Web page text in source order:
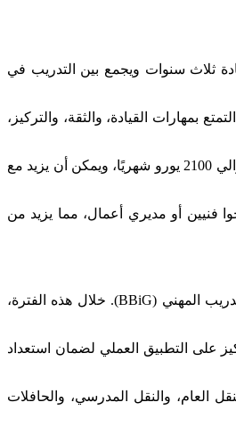
ثلاث سنوات ويجمع بين التدريب في
بمهارات القيادة، والثقة، والتركيز،
يختلف راتب المتدرب حسب الولاية والشركة، ويبدأ من 840 يورو شهريًا في السنة الأولى وقد يصل إلى 940 يورو في السنة الثالثة. بعد التخرج، يبدأ راتب سائق الباص بحوالي 2100 يورو شهريًا، ويمكن أن يزيد مع
فنيين أو مديري أعمال، مما يزيد من
يستمر برنامج أوسبيلدونغ سائق الباص في ألمانيا عادة لمدة ثلاث سنوات، ويتضمن تدريباً مزدوجاً في كل من الشركات والمدارس المهنية، معترف به وفقًا لقانون التدريب المهني (BBiG). خلال هذه الفترة،
على التطبيق العملي لضمان استعداد
العام، والنقل المدرسي، والحافلات